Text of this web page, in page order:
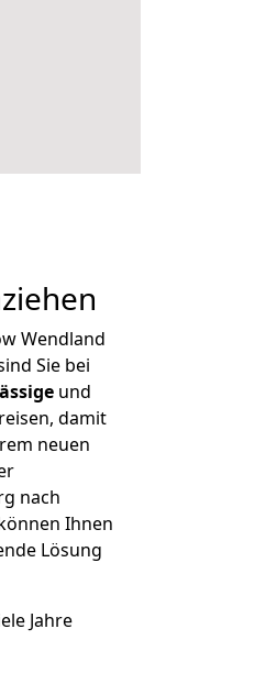
Wendland
Sie bei
und
damit
neuen
nach
Ihnen
Lösung
Jahre